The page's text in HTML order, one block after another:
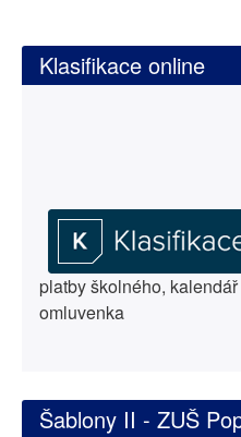
Klasifikace online
platby školného,
omluvenka
Šablony II - ZUŠ